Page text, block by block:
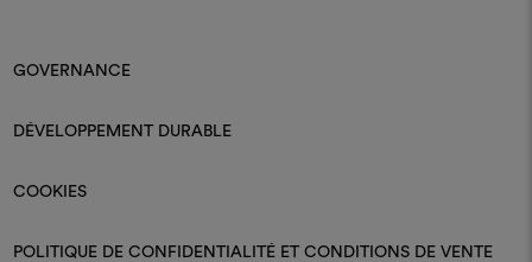
GOVERNANCE
DÉVELOPPEMENT DURABLE
COOKIES
POLITIQUE DE CONFIDENTIALITÉ ET CONDITIONS DE VENTE